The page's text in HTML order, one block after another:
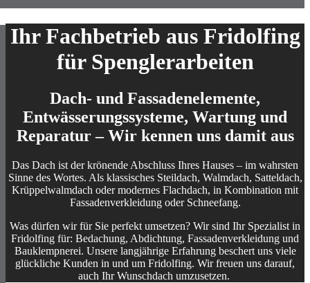
Ihr Fachbetrieb aus Fridolfing
für Spenglerarbeiten
Dach- und Fassadenelemente,
Entwässerungssysteme, Wartung und
Reparatur – Wir kennen uns damit aus
Das Dach ist der krönende Abschluss Ihres Hauses – im wahrsten
Sinne des Wortes. Als klassisches Steildach, Walmdach, Satteldach,
Krüppelwalmdach oder modernes Flachdach, in Kombination mit
Fassadenverkleidung oder Schneefang.
Was dürfen wir für Sie perfekt umsetzen? Wir sind Ihr Spezialist in
Fridolfing für: Bedachung, Abdichtung, Fassadenverkleidung und
Bauklempnerei. Unsere langjährige Erfahrung beschert uns viele
glückliche Kunden in und um Fridolfing. Wir freuen uns darauf,
auch Ihr Wunschdach umzusetzen.